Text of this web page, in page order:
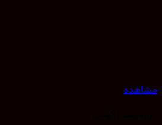
مشاهده